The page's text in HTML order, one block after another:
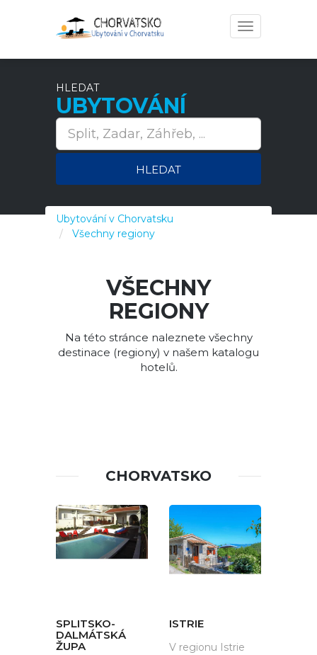
Toggle
navigation
HLEDAT
UBYTOVÁNÍ
HLEDAT
Ubytování v Chorvatsku
Všechny regiony
VŠECHNY
REGIONY
Na této stránce naleznete všechny
destinace (regiony) v našem katalogu
hotelů.
CHORVATSKO
SPLITSKO-
DALMÁTSKÁ
ŽUPA
ISTRIE
V regionu Istrie